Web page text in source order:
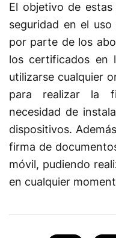
El objetivo de
seguridad en el
por parte de los
los certificados en
utilizarse cualquier
para realizar la
necesidad de
dispositivos.
firma de
móvil, pudiendo
en cualquier